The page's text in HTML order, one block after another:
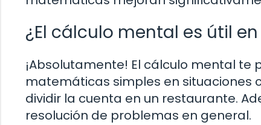
¿El cálculo mental es útil
¡Absolutamente! El cálculo mental
matemáticas simples en situaciones
dividir la cuenta en un restaurante.
resolución de problemas en general.